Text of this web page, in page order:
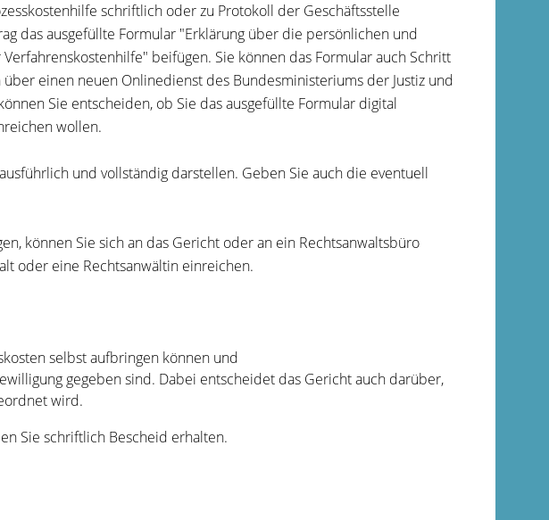
schriftlich oder zu Protokoll der Geschäftsstelle
das ausgefüllte Formular "Erklärung über die persönlichen und
beifügen. Sie können das Formular auch Schritt
einen neuen Onlinedienst des Bundesministeriums der Justiz und
Sie entscheiden, ob Sie das ausgefüllte Formular digital
wollen.
und vollständig darstellen. Geben Sie auch die eventuell
können Sie sich an das Gericht oder an ein Rechtsanwaltsbüro
oder eine Rechtsanwältin einreichen.
selbst aufbringen können und
gegeben sind. Dabei entscheidet das Gericht auch darüber,
wird.
Sie schriftlich Bescheid erhalten.